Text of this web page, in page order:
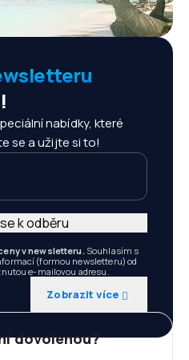
nabídky, které
se a užijte si to!
v newsletteru. Souhlasím s
(formou newsletteru) od
e-mailovou adresu.
Zobrazit více
k odběru
dovolenou?